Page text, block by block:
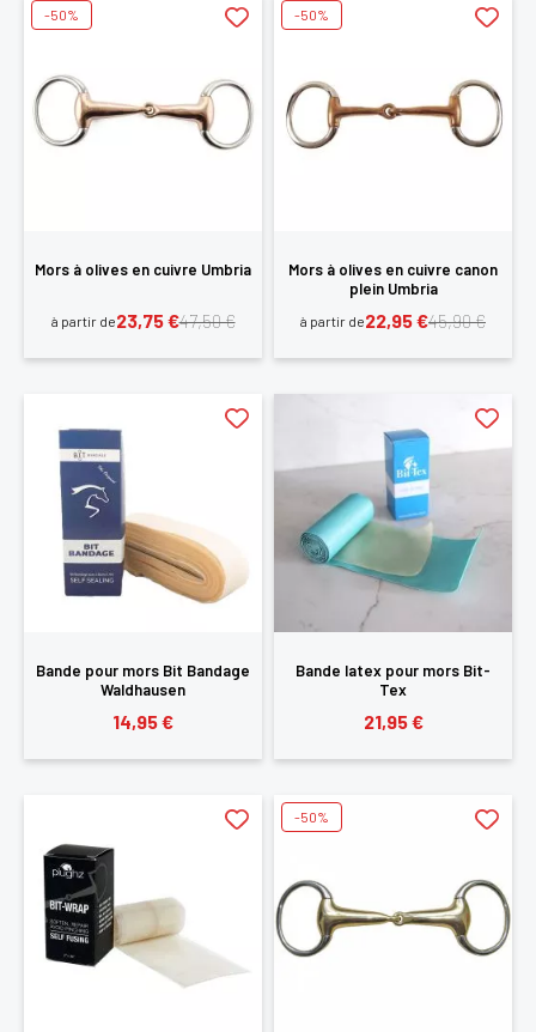
Mors à olives en cuivre Umbria
à partir de 47,50 €
23,75 €
-50%
Mors à olives en cuivre canon
plein Umbria
à partir de 45,90 €
22,95 €
-50%
Bande pour mors Bit Bandage
Waldhausen
14,95 €
Bande latex pour mors Bit-
Tex
21,95 €
-50%
SE
CONNECTER